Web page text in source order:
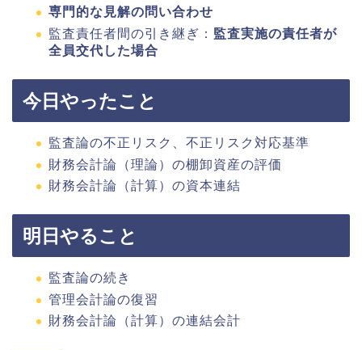
専門的な見解の問い合わせ
監査責任者間の引き継ぎ： 監査実施の責任者が
全員交代した場合
今日やったこと
監査論の不正リスク、不正リスク対応基準
財務会計論（理論）の棚卸資産の評価
財務会計論（計算）の資本連結
明日やること
監査論の続き
管理会計論の復習
財務会計論（計算）の連結会計